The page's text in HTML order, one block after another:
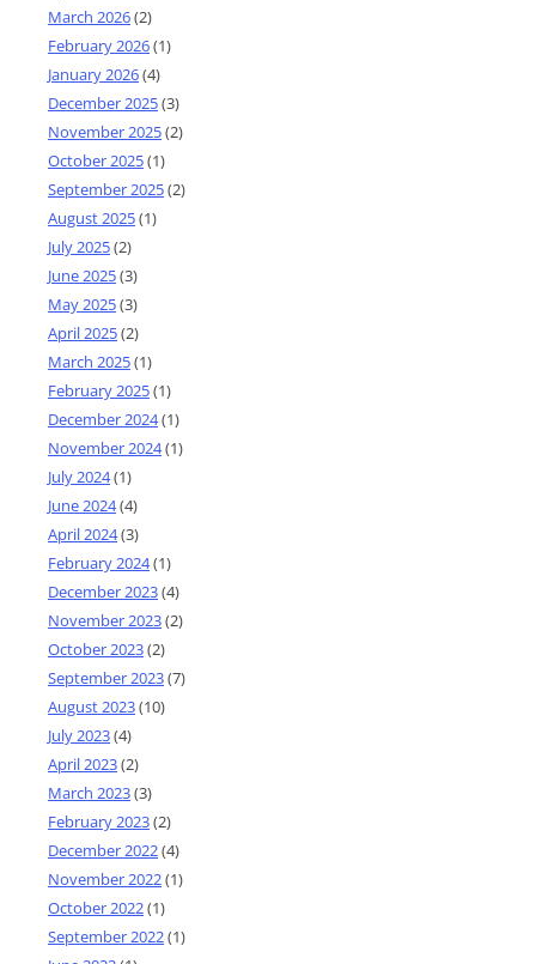
March 2026(2)
February 2026(1)
January 2026(4)
December 2025(3)
November 2025(2)
October 2025(1)
September 2025(2)
August 2025(1)
July 2025(2)
June 2025(3)
May 2025(3)
April 2025(2)
March 2025(1)
February 2025(1)
December 2024(1)
November 2024(1)
July 2024(1)
June 2024(4)
April 2024(3)
February 2024(1)
December 2023(4)
November 2023(2)
October 2023(2)
September 2023(7)
August 2023(10)
July 2023(4)
April 2023(2)
March 2023(3)
February 2023(2)
December 2022(4)
November 2022(1)
October 2022(1)
September 2022(1)